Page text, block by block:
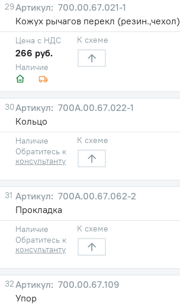
29
700.00.67.021-1
Кожух рычагов перекл (резин.,чехол)
Наличие
Цена с НДС
266 руб.
К схеме
30
700А.00.67.022-1
Кольцо
Наличие
Обратитесь к
консультанту
К схеме
31
700А.00.67.062-2
Прокладка
Наличие
Обратитесь к
консультанту
К схеме
32
700.00.67.109
Упор